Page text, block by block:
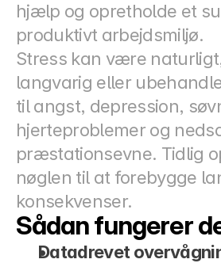
hjælp og opretholde et
produktivt arbejdsmiljø.
Stress kan være
langvarig eller
til angst, depression,
hjerteproblemer og
præstationsevne. Tidlig
nøglen til at forebygge
konsekvenser.
Sådan fungerer
Datadrevet